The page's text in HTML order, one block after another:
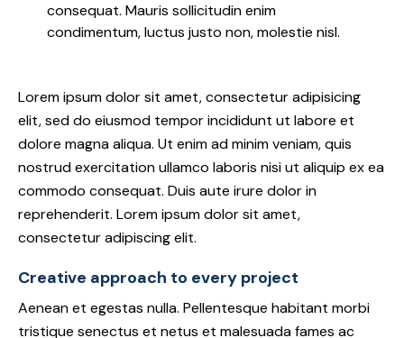
consequat. Mauris sollicitudin enim
condimentum, luctus justo non, molestie nisl.
Lorem ipsum dolor sit amet, consectetur adipisicing
elit, sed do eiusmod tempor incididunt ut labore et
dolore magna aliqua. Ut enim ad minim veniam, quis
nostrud exercitation ullamco laboris nisi ut aliquip ex ea
commodo consequat. Duis aute irure dolor in
reprehenderit. Lorem ipsum dolor sit amet,
consectetur adipiscing elit.
Creative approach to every project
Aenean et egestas nulla. Pellentesque habitant morbi
tristique senectus et netus et malesuada fames ac